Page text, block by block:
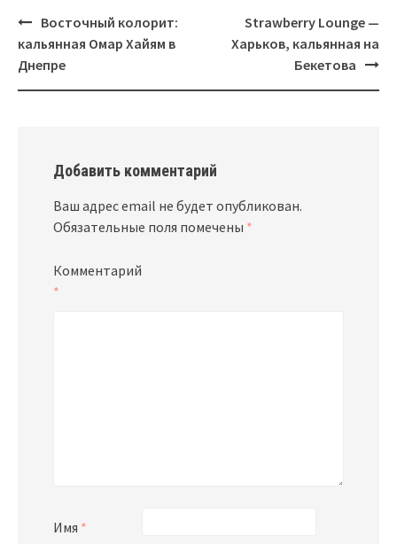
PostВосточный колорит:
кальянная Омар Хайям в
Днепре
Strawberry Lounge —
Харьков, кальянная на
Бекетова
Добавить комментарий
Ваш адрес email не будет опубликован.
Обязательные поля помечены *
Комментарий
*
Имя *